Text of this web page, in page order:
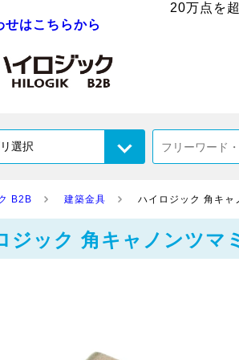
20万点を
せはこちらから
B2B 建築金具 ハイロジック 角キ
ジック 角キャノンツ